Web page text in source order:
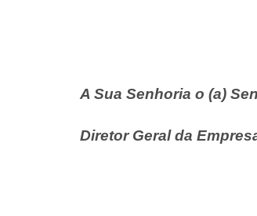
A Sua Senhoria o (a)
Diretor Geral da